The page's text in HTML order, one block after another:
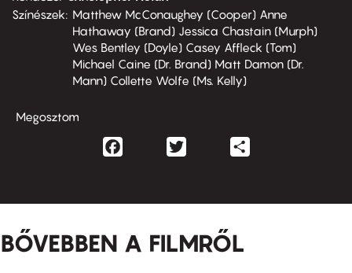
Színészek
Matthew McConaughey (Cooper) Anne
Hathaway (Brand) Jessica Chastain (Murph)
Wes Bentley (Doyle) Casey Affleck (Tom)
Michael Caine (Dr. Brand) Matt Damon (Dr.
Mann) Collette Wolfe (Ms. Kelly)
Megosztom
Facebook
BŐVEBBEN A FILMRŐL